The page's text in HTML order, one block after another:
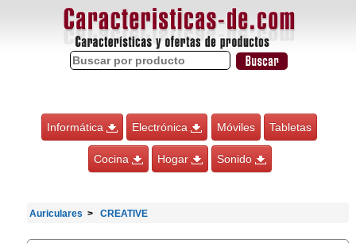
Informática Electrónica Móviles Tabletas
Cocina Hogar Sonido
Auriculares CREATIVE